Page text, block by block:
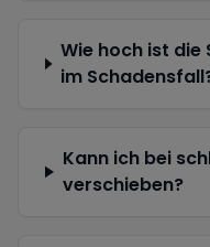
Wie hoch ist die
im
Kann ich bei
verschieben?